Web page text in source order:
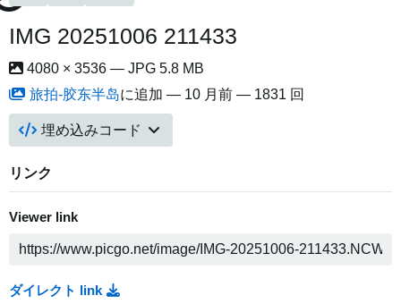
IMG 20251006 211433
4080 × 3536 — JPG 5.8 MB
旅拍-胶东半岛に追加 — 10 月前 — 1831 回
埋め込みコード
リンク
Viewer link
ダイレクト link